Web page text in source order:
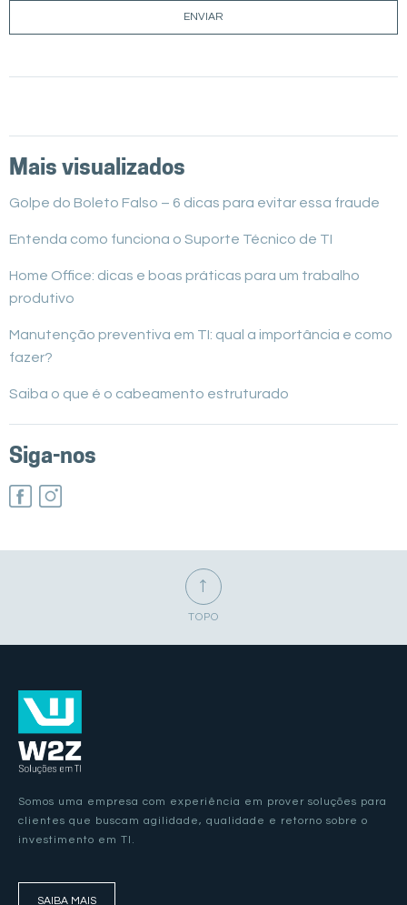
Mais visualizados
Golpe do Boleto Falso – 6 dicas para evitar essa fraude
Entenda como funciona o Suporte Técnico de TI
Home Office: dicas e boas práticas para um trabalho
produtivo
Manutenção preventiva em TI: qual a importância e como
fazer?
Saiba o que é o cabeamento estruturado
Siga-nos
Facebook
↑
TOPO
Somos uma empresa com experiência em prover soluções para
clientes que buscam agilidade, qualidade e retorno sobre o
investimento em TI.
SAIBA MAIS